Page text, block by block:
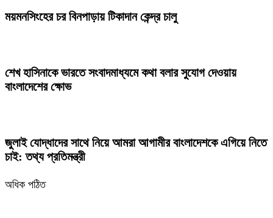
ময়মনসিংহের চর বিনপাড়ায় টিকাদান কেন্দ্র চালু
শেখ হাসিনাকে ভারতে সংবাদমাধ্যমে কথা বলার সুযোগ দেওয়ায়
বাংলাদেশের ক্ষোভ
জুলাই যোদ্ধাদের সাথে নিয়ে আমরা আগামীর বাংলাদেশকে এগিয়ে নিতে
চাই: তথ্য প্রতিমন্ত্রী
অধিক পঠিত